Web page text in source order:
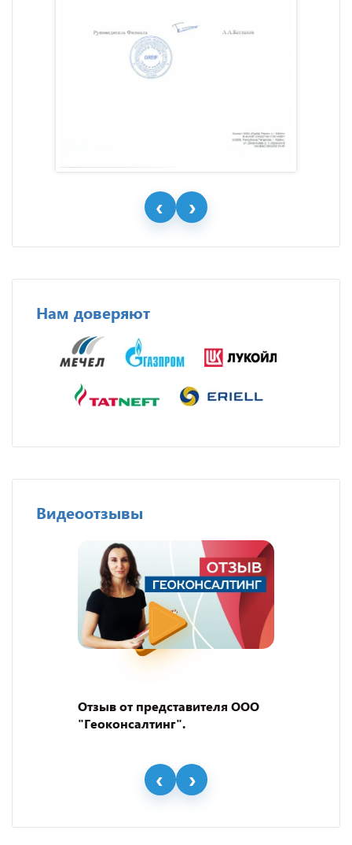
Нам доверяют
Видеоотзывы
Отзыв от представителя ООО
"Геоконсалтинг".